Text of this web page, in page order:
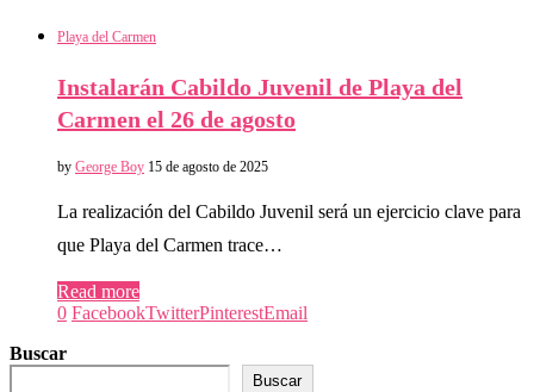
Playa del Carmen
Instalarán Cabildo Juvenil de Playa del
Carmen el 26 de agosto
by George Boy 15 de agosto de 2025
La realización del Cabildo Juvenil será un ejercicio clave para
que Playa del Carmen trace…
Read more
0 FacebookTwitterPinterestEmail
Buscar
Buscar